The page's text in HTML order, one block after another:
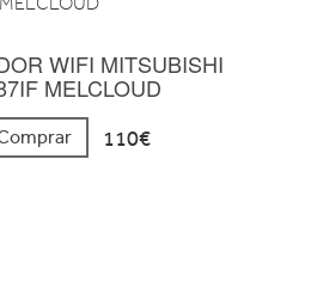
WIFI MITSUBISHI
MELCLOUD
110€